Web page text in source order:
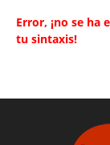
Error, ¡no se ha
tu sintaxis!